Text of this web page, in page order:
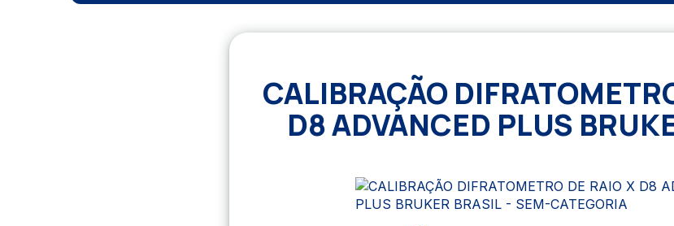
CALIBRAÇÃO
D8 ADVANCED PLUS